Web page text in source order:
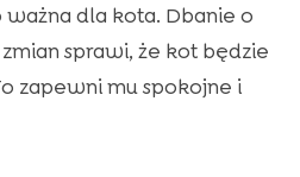
ważna dla kota. Dbanie o
sprawi, że kot będzie
zapewni mu spokojne i